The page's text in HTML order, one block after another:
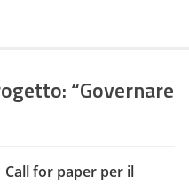
“Governare
Call for paper per il